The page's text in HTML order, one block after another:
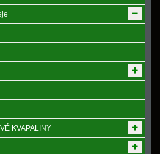
KVAPALINY